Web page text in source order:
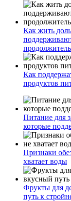
Как жить
Как
продуктов
Питание для
которые
Признаки
хватает воды
Фрукты для
путь к